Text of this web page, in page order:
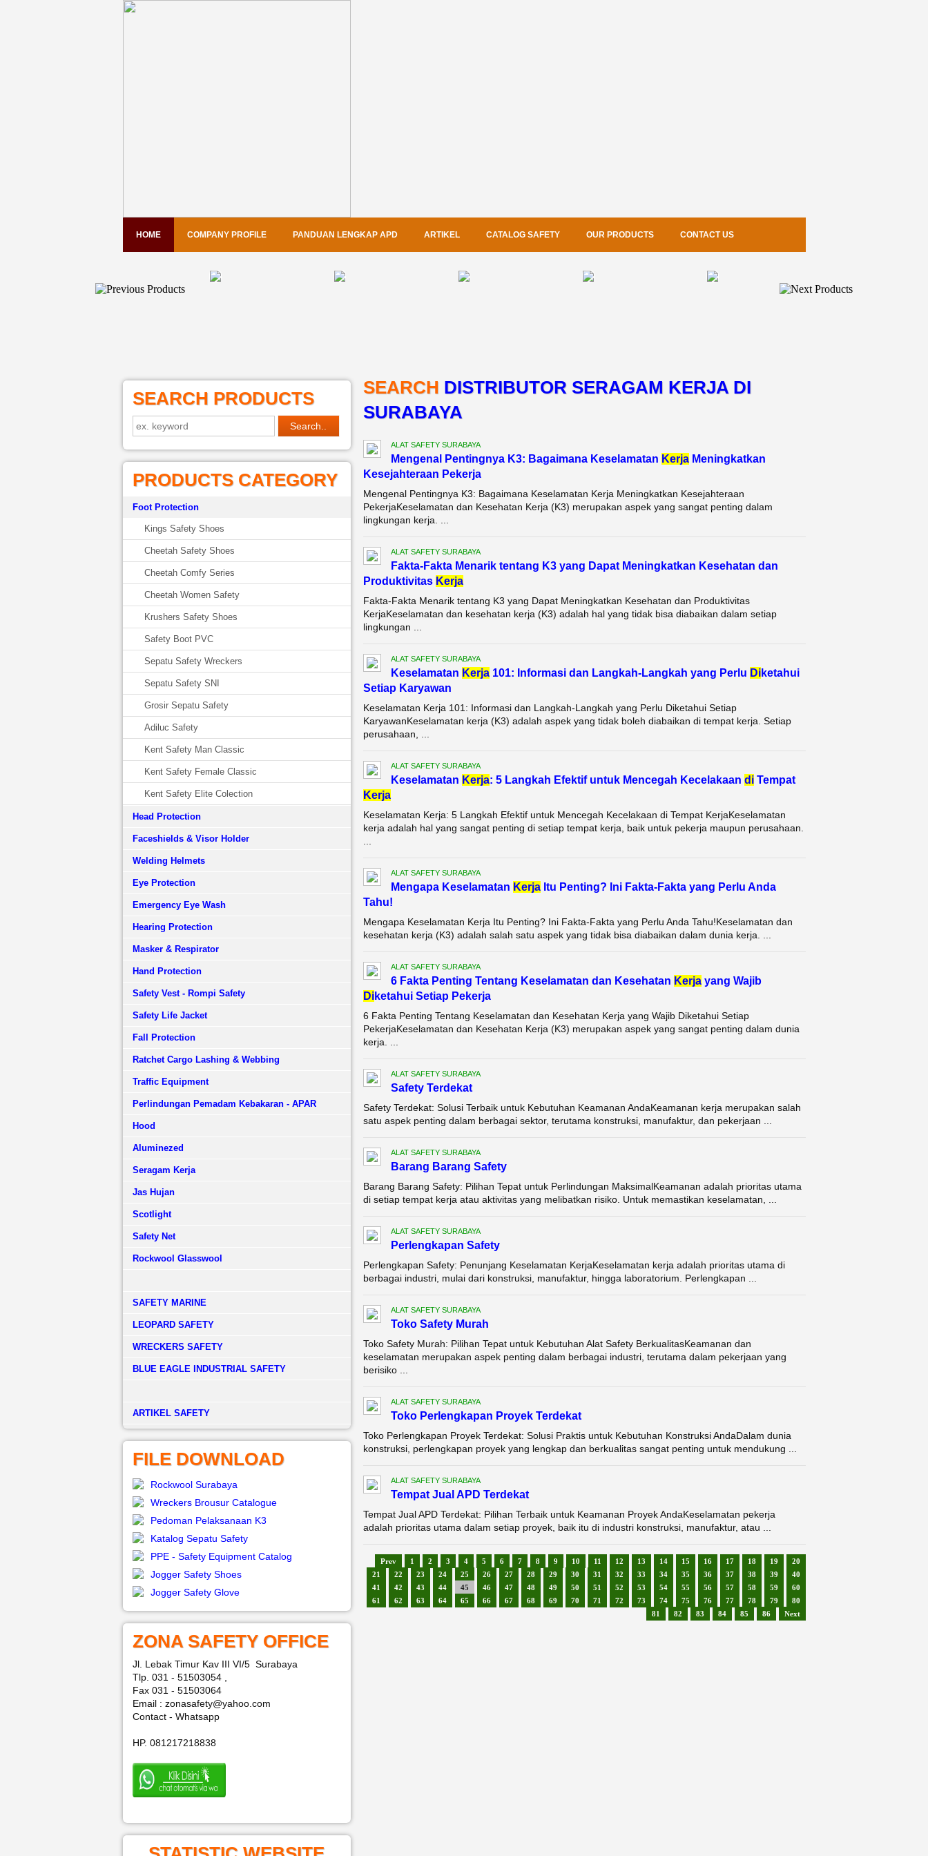
HOME COMPANY PROFILE PANDUAN LENGKAP APD ARTIKEL CATALOG SAFETY OUR PRODUCTS CONTACT US
SEARCH PRODUCTS
PRODUCTS CATEGORY
Foot Protection
Kings Safety Shoes
Cheetah Safety Shoes
Cheetah Comfy Series
Cheetah Women Safety
Krushers Safety Shoes
Safety Boot PVC
Sepatu Safety Wreckers
Sepatu Safety SNI
Grosir Sepatu Safety
Adiluc Safety
Kent Safety Man Classic
Kent Safety Female Classic
Kent Safety Elite Colection
Head Protection
Faceshields & Visor Holder
Welding Helmets
Eye Protection
Emergency Eye Wash
Hearing Protection
Masker & Respirator
Hand Protection
Safety Vest - Rompi Safety
Safety Life Jacket
Fall Protection
Ratchet Cargo Lashing & Webbing
Traffic Equipment
Perlindungan Pemadam Kebakaran - APAR
Hood
Aluminezed
Seragam Kerja
Jas Hujan
Scotlight
Safety Net
Rockwool Glasswool
SAFETY MARINE
LEOPARD SAFETY
WRECKERS SAFETY
BLUE EAGLE INDUSTRIAL SAFETY
­ARTIKEL SAFETY
FILE DOWNLOAD
Rockwool Surabaya
Wreckers Brousur Catalogue
Pedoman Pelaksanaan K3
Katalog Sepatu Safety
PPE - Safety Equipment Catalog
Jogger Safety Shoes
Jogger Safety Glove
ZONA SAFETY OFFICE
Jl. Lebak Timur Kav III VI/5 Surabaya
Tlp. 031 - 51503054 ,
Fax 031 - 51503064
Email : zonasafety@yahoo.com
Contact - Whatsapp
HP. 081217218838
SEARCH DISTRIBUTOR SERAGAM KERJA DI
SURABAYA
ALAT SAFETY SURABAYA
Mengenal Pentingnya K3: Bagaimana Keselamatan KerjaMeningkatkan
Kesejahteraan Pekerja
Mengenal Pentingnya K3: Bagaimana Keselamatan Kerja Meningkatkan Kesejahteraan
PekerjaKeselamatan dan Kesehatan Kerja (K3) merupakan aspek yang sangat penting dalam
lingkungan kerja. ...
ALAT SAFETY SURABAYA
Fakta-Fakta Menarik tentang K3 yang Dapat Meningkatkan Kesehatan dan
Produktivitas Kerja
Fakta-Fakta Menarik tentang K3 yang Dapat Meningkatkan Kesehatan dan Produktivitas
KerjaKeselamatan dan kesehatan kerja (K3) adalah hal yang tidak bisa diabaikan dalam setiap
lingkungan ...
ALAT SAFETY SURABAYA
Keselamatan Kerja101: Informasi dan Langkah-Langkah yang Perlu Diketahui
Setiap Karyawan
Keselamatan Kerja 101: Informasi dan Langkah-Langkah yang Perlu Diketahui Setiap
KaryawanKeselamatan kerja (K3) adalah aspek yang tidak boleh diabaikan di tempat kerja. Setiap
perusahaan, ...
ALAT SAFETY SURABAYA
Keselamatan Kerja: 5 Langkah Efektif untuk Mencegah Kecelakaan diTempat
Kerja
Keselamatan Kerja: 5 Langkah Efektif untuk Mencegah Kecelakaan di Tempat KerjaKeselamatan
kerja adalah hal yang sangat penting di setiap tempat kerja, baik untuk pekerja maupun perusahaan.
ALAT SAFETY SURABAYA
Mengapa Keselamatan KerjaItu Penting? Ini Fakta-Fakta yang Perlu Anda
Tahu!
Mengapa Keselamatan Kerja Itu Penting? Ini Fakta-Fakta yang Perlu Anda Tahu!Keselamatan dan
kesehatan kerja (K3) adalah salah satu aspek yang tidak bisa diabaikan dalam dunia kerja. ...
ALAT SAFETY SURABAYA
6 Fakta Penting Tentang Keselamatan dan Kesehatan Kerjayang Wajib
Diketahui Setiap Pekerja
6 Fakta Penting Tentang Keselamatan dan Kesehatan Kerja yang Wajib Diketahui Setiap
PekerjaKeselamatan dan Kesehatan Kerja (K3) merupakan aspek yang sangat penting dalam dunia
kerja. ...
ALAT SAFETY SURABAYA
Safety Terdekat
Safety Terdekat: Solusi Terbaik untuk Kebutuhan Keamanan AndaKeamanan kerja merupakan salah
satu aspek penting dalam berbagai sektor, terutama konstruksi, manufaktur, dan pekerjaan ...
ALAT SAFETY SURABAYA
Barang Barang Safety
Barang Barang Safety: Pilihan Tepat untuk Perlindungan MaksimalKeamanan adalah prioritas utama
di setiap tempat kerja atau aktivitas yang melibatkan risiko. Untuk memastikan keselamatan, ...
ALAT SAFETY SURABAYA
Perlengkapan Safety
Perlengkapan Safety: Penunjang Keselamatan KerjaKeselamatan kerja adalah prioritas utama di
berbagai industri, mulai dari konstruksi, manufaktur, hingga laboratorium. Perlengkapan ...
ALAT SAFETY SURABAYA
Toko Safety Murah
Toko Safety Murah: Pilihan Tepat untuk Kebutuhan Alat Safety BerkualitasKeamanan dan
keselamatan merupakan aspek penting dalam berbagai industri, terutama dalam pekerjaan yang
berisiko ...
ALAT SAFETY SURABAYA
Toko Perlengkapan Proyek Terdekat
Toko Perlengkapan Proyek Terdekat: Solusi Praktis untuk Kebutuhan Konstruksi AndaDalam dunia
konstruksi, perlengkapan proyek yang lengkap dan berkualitas sangat penting untuk mendukung ...
ALAT SAFETY SURABAYA
Tempat Jual APD Terdekat
Tempat Jual APD Terdekat: Pilihan Terbaik untuk Keamanan Proyek AndaKeselamatan pekerja
adalah prioritas utama dalam setiap proyek, baik itu di industri konstruksi, manufaktur, atau ...
Prev 1 2 3 4 5 6 7 8 9 10 11 12 13 14 15 16 17 18 19
20
21
22 23 24 25 26 27 28 29 30 31 32 33 34 35 36 37 38 39
40
41
42 43 44 45 46 47 48 49 50 51 52 53 54 55 56 57 58 59
60
61
62 63 64 65 66 67 68 69 70 71 72 73 74 75 76 77 78 79
80
81
82 83 84 85 86 Next